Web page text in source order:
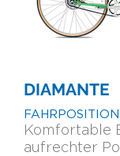
DIAMANTE
Komfortable
aufrechter